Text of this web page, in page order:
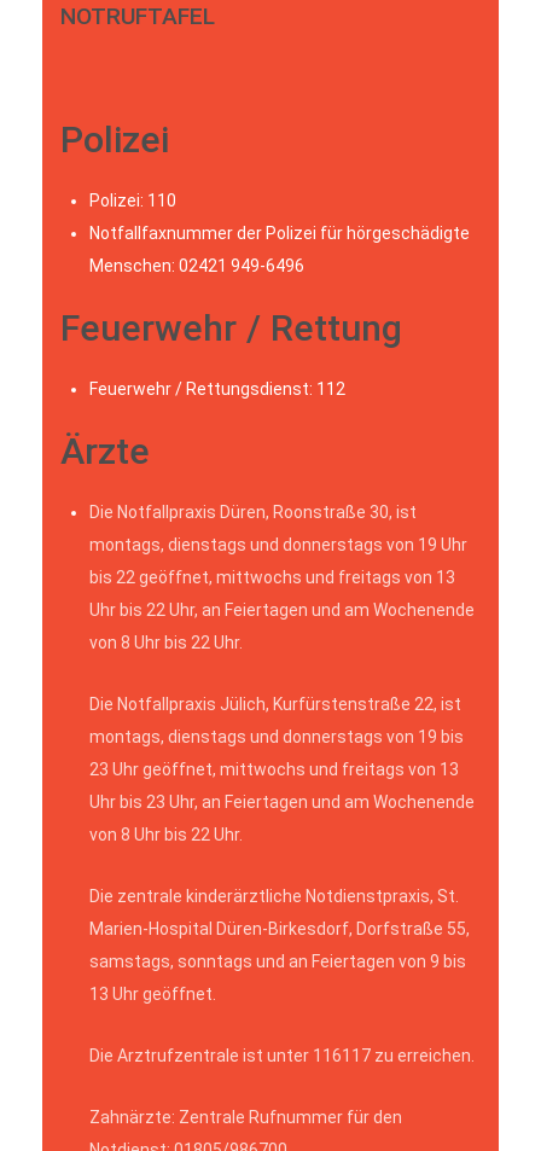
NOTRUFTAFEL
Polizei
Polizei: 110
Notfallfaxnummer der Polizei für hörgeschädigte
Menschen: 02421 949-6496
Feuerwehr / Rettung
Feuerwehr / Rettungsdienst: 112
Ärzte
Die Notfallpraxis Düren, Roonstraße 30, ist
montags, dienstags und donnerstags von 19 Uhr
bis 22 geöffnet, mittwochs und freitags von 13
Uhr bis 22 Uhr, an Feiertagen und am Wochenende
von 8 Uhr bis 22 Uhr.
Die Notfallpraxis Jülich, Kurfürstenstraße 22, ist
montags, dienstags und donnerstags von 19 bis
23 Uhr geöffnet, mittwochs und freitags von 13
Uhr bis 23 Uhr, an Feiertagen und am Wochenende
von 8 Uhr bis 22 Uhr.
Die zentrale kinderärztliche Notdienstpraxis, St.
Marien-Hospital Düren-Birkesdorf, Dorfstraße 55,
samstags, sonntags und an Feiertagen von 9 bis
13 Uhr geöffnet.
Die Arztrufzentrale ist unter 116117 zu erreichen.
Zahnärzte: Zentrale Rufnummer für den